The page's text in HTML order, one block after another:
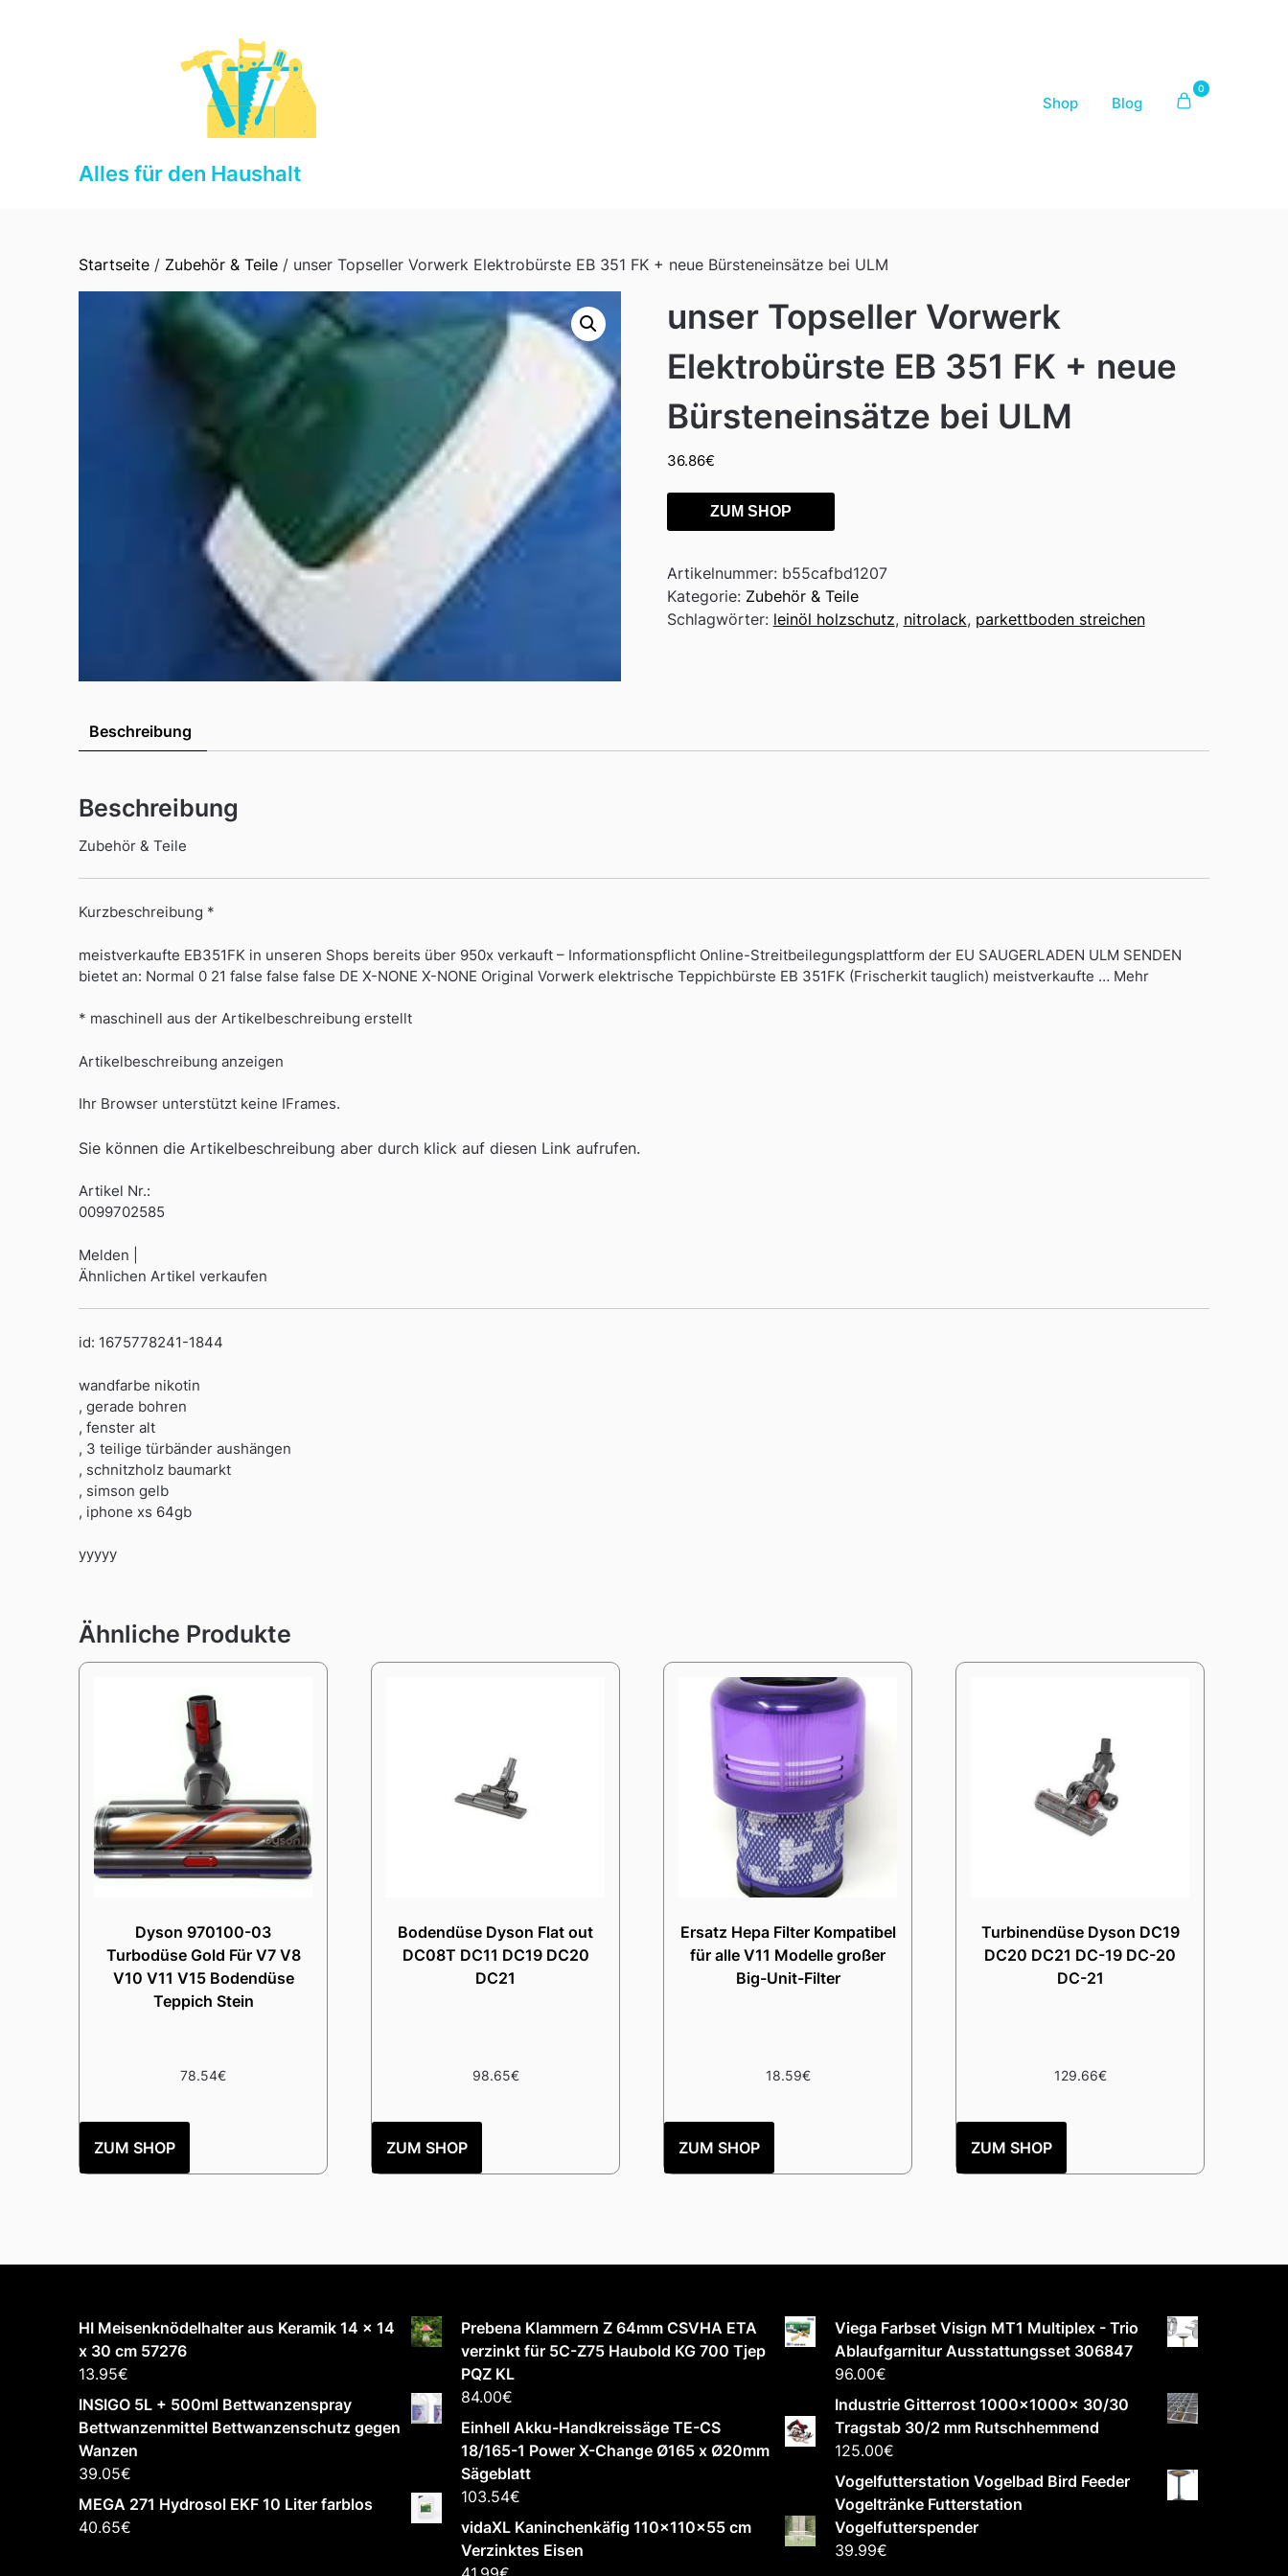
Alles für den Haushalt
Shop Blog
0
Startseite / Zubehör & Teile / unser Topseller Vorwerk Elektrobürste EB 351 FK + neue Bürsteneinsätze bei ULM
unser Topseller Vorwerk
Elektrobürste EB 351 FK + neue
Bürsteneinsätze bei ULM
36.86€
ZUM SHOP
Artikelnummer: b55cafbd1207
Kategorie: Zubehör & Teile
Schlagwörter: leinöl holzschutz, nitrolack, parkettboden streichen
Beschreibung
Beschreibung
Zubehör & Teile
Kurzbeschreibung *
meistverkaufte EB351FK in unseren Shops bereits über 950x verkauft – Informationspflicht Online-Streitbeilegungsplattform der EU SAUGERLADEN ULM SENDEN
bietet an: Normal 0 21 false false false DE X-NONE X-NONE Original Vorwerk elektrische Teppichbürste EB 351FK (Frischerkit tauglich) meistverkaufte … Mehr
* maschinell aus der Artikelbeschreibung erstellt
Artikelbeschreibung anzeigen
Ihr Browser unterstützt keine IFrames.
Sie können die Artikelbeschreibung aber durch klick auf diesen Link aufrufen.
Artikel Nr.:
0099702585
Melden |
Ähnlichen Artikel verkaufen
id: 1675778241-1844
wandfarbe nikotin
, gerade bohren
, fenster alt
, 3 teilige türbänder aushängen
, schnitzholz baumarkt
, simson gelb
, iphone xs 64gb
yyyyy
Ähnliche Produkte
Dyson 970100-03
Turbodüse Gold Für V7 V8
V10 V11 V15 Bodendüse
Teppich Stein
78.54€
ZUM SHOP
Bodendüse Dyson Flat out
DC08T DC11 DC19 DC20
DC21
98.65€
ZUM SHOP
Ersatz Hepa Filter Kompatibel
für alle V11 Modelle großer
Big-Unit-Filter
18.59€
ZUM SHOP
Turbinendüse Dyson DC19
DC20 DC21 DC-19 DC-20
DC-21
129.66€
ZUM SHOP
HI Meisenknödelhalter aus Keramik 14 x 14
x 30 cm 57276
13.95€
INSIGO 5L + 500ml Bettwanzenspray
Bettwanzenmittel Bettwanzenschutz gegen
Wanzen
39.05€
MEGA 271 Hydrosol EKF 10 Liter farblos
40.65€
Prebena Klammern Z 64mm CSVHA ETA
verzinkt für 5C-Z75 Haubold KG 700 Tjep
PQZ KL
84.00€
Einhell Akku-Handkreissäge TE-CS
18/165-1 Power X-Change Ø165 x Ø20mm
Sägeblatt
103.54€
vidaXL Kaninchenkäfig 110x110x55 cm
Verzinktes Eisen
Viega Farbset Visign MT1 Multiplex - Trio
Ablaufgarnitur Ausstattungsset 306847
96.00€
Industrie Gitterrost 1000x1000x 30/30
Tragstab 30/2 mm Rutschhemmend
125.00€
Vogelfutterstation Vogelbad Bird Feeder
Vogeltränke Futterstation
Vogelfutterspender
39.99€